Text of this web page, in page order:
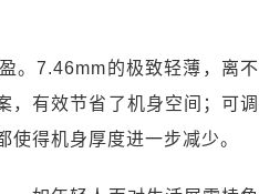
。7.46mm的极致轻薄，离不
，有效节省了机身空间；可调
得机身厚度进一步减少。